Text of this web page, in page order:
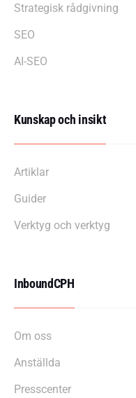
Strategisk rådgivning
SEO
AI-SEO
Kunskap och insikt
Artiklar
Guider
Verktyg och verktyg
InboundCPH
Om oss
Anställda
Presscenter